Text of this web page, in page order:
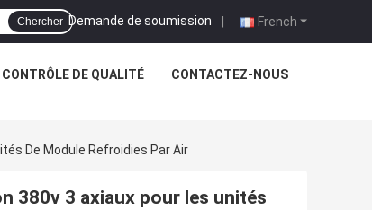
French
Demande de soumission |
Chercher
CONTRÔLE DE QUALITÉ CONTACTEZ-NOUS
De Module Refroidies Par Air
380v 3 axiaux pour les unités